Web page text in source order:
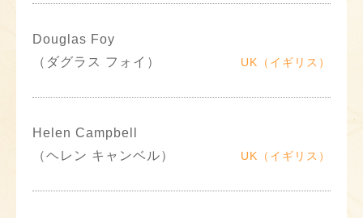
Douglas Foy
（ダグラス フォイ）
UK（イギリス）
Helen Campbell
（ヘレン キャンベル）
UK（イギリス）